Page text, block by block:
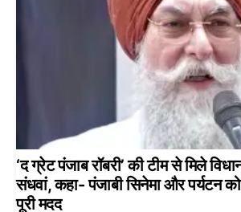
‘द ग्रेट पंजाब रॉबरी’ की टीम से मिले
संधवां, कहा- पंजाबी सिनेमा और पर्यटन
पूरी मदद